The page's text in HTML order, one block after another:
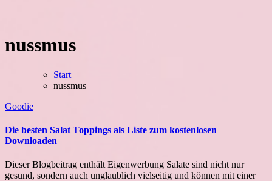
nussmus
Start
nussmus
Goodie
Die besten Salat Toppings als Liste zum kostenlosen
Downloaden
Dieser Blogbeitrag enthält Eigenwerbung Salate sind nicht nur
gesund, sondern auch unglaublich vielseitig und können mit einer